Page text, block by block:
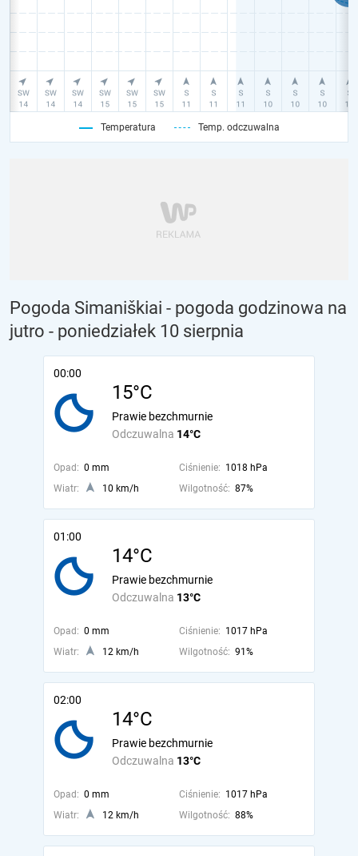
Temperatura Temp. odczuwalna
Pogoda Simaniškiai - pogoda godzinowa na
jutro - poniedziałek 10 sierpnia
00:00
15°C
Odczuwalna 14°C
Prawie bezchmurnie
Opad: 0 mm Ciśnienie: 1018 hPa
Wiatr:
10 km/h Wilgotność: 87%
01:00
14°C
Odczuwalna 13°C
Prawie bezchmurnie
Opad: 0 mm Ciśnienie: 1017 hPa
Wiatr:
12 km/h Wilgotność: 91%
02:00
14°C
Odczuwalna 13°C
Prawie bezchmurnie
Opad: 0 mm Ciśnienie: 1017 hPa
Wiatr:
12 km/h Wilgotność: 88%